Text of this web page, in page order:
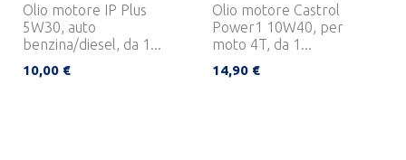
Olio motore IP Plus
5W30, auto
benzina/diesel, da 1...
10,00 €
Olio motore Castrol
Power1 10W40, per
moto 4T, da 1...
14,90 €